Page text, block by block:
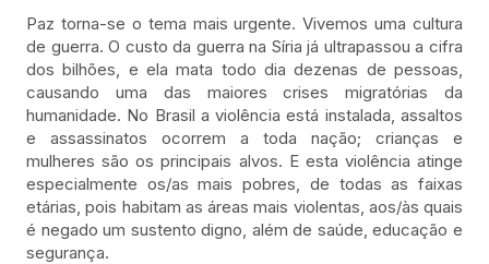
Paz torna-se o tema mais urgente. Vivemos uma cultura
de guerra. O custo da guerra na Síria já ultrapassou a cifra
dos bilhões, e ela mata todo dia dezenas de pessoas,
causando uma das maiores crises migratórias da
humanidade. No Brasil a violência está instalada, assaltos
e assassinatos ocorrem a toda nação; crianças e
mulheres são os principais alvos. E esta violência atinge
especialmente os/as mais pobres, de todas as faixas
etárias, pois habitam as áreas mais violentas, aos/às quais
é negado um sustento digno, além de saúde, educação e
segurança.